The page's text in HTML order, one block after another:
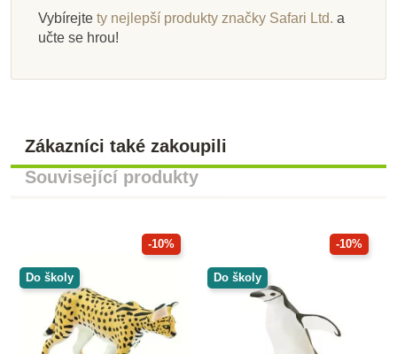
Vybírejte ty nejlepší produkty značky Safari Ltd. a
učte se hrou!
Zákazníci také zakoupili
Související produkty
-10%
Do školy
-10%
Do školy